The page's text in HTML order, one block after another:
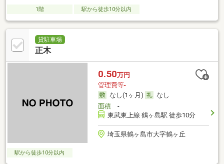
1階 駅から徒歩10分以内
貸駐車場
正木
0.50万円
管理費等-
なし(1ヶ月)
なし
面積-
東武東上線 鶴ヶ島駅 徒歩10分
埼玉県鶴ヶ島市大字鶴ヶ丘
駅から徒歩10分以内